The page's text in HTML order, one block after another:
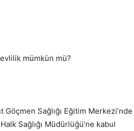
evlilik mümkün mü?
Sağlığı Eğitim Merkezi’nde
Sağlığı Müdürlüğü’ne kabul